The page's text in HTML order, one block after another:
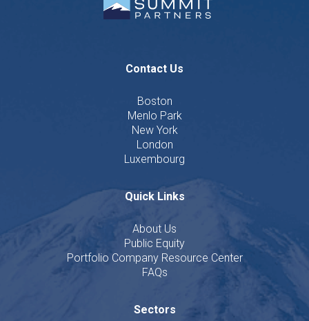
Contact Us
Boston
Menlo Park
New York
London
Luxembourg
Quick Links
About Us
Public Equity
Portfolio Company Resource Center
FAQs
Sectors